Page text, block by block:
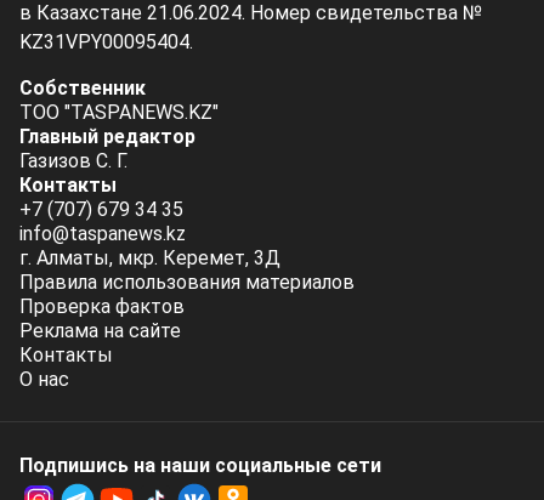
в Казахстане 21.06.2024. Номер свидетельства №
KZ31VPY00095404.
Собственник
ТОО "TASPANEWS.KZ"
Главный редактор
Газизов С. Г.
Контакты
+7 (707) 679 34 35
info@taspanews.kz
г. Алматы, мкр. Керемет, 3Д
Правила использования материалов
Проверка фактов
Реклама на сайте
Контакты
О нас
Подпишись на наши социальные cети